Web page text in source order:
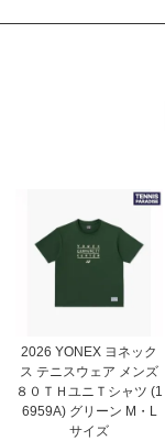
2026 YONEX ヨネック
ス テニスウェア メンズ
８０ＴＨユニＴシャツ (1
6959A) グリーン M・L
サイズ